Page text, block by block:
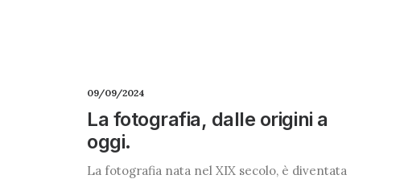
09/09/2024
La fotografia, dalle origini a
oggi.
La fotografia nata nel XIX secolo, è diventata